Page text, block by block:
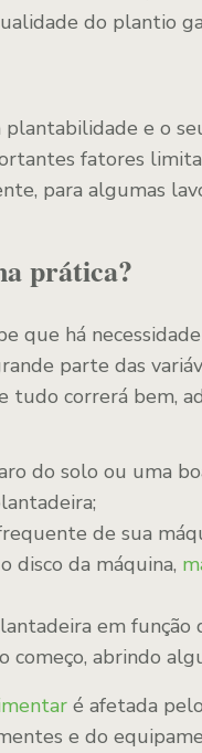
do plantio
plantabilidade e o
fatores
para algumas
prática?
que há
parte das
tudo correrá bem,
do solo ou uma
de sua
disco da máquina,
em função
começo, abrindo
é afetada
e do